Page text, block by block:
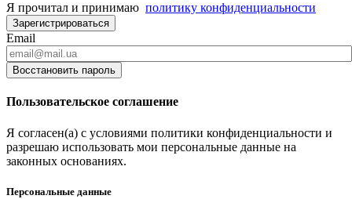
Я прочитал и принимаю политику конфиденциальности
Зарегистрироваться
Email
Восстановить пароль
Пользовательское соглашение
Я согласен(а) с условиями политики конфиденциальности и
разрешаю использовать мои персональные данные на
законных основаниях.
Персональные данные